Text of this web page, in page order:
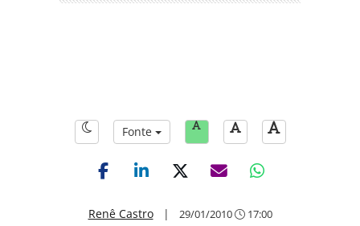
Fonte
Renê Castro| 29/01/2010 17:00